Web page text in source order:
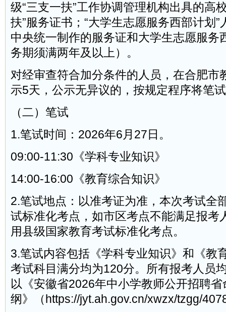
级“三支一扶”工作协调管理机构出具的高
扶”服务证书；“大学生志愿服务西部计划
中央统一制作的服务证和大学生志愿服务
务期须满两年及以上）。
对经审查符合加分条件的人员，在合肥市
示5天，公示无异议的，按规定程序将笔
（二）笔试
1.笔试时间：2026年6月27日。
09:00-11:30《学科专业知识》
14:00-16:00《教育综合知识》
2.笔试地点：以准考证为准，本次考试全
试标准化考点，如市区考点不能满足报考
用县级国家教育考试标准化考点。
3.笔试内容包括《学科专业知识》和《教
考试科目满分均为120分。所有报考人员
以《安徽省2026年中小学教师公开招聘
纲》（https://jyt.ah.gov.cn/xwzx/tzgg/